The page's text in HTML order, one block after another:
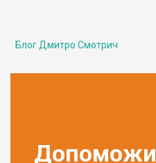
Блог Дмитро Смотрич
Допоможи